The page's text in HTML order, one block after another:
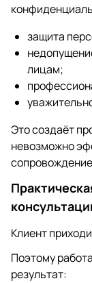
защита
лицам;
Это создаёт
невозможно
Клиент
Поэтому
результат: